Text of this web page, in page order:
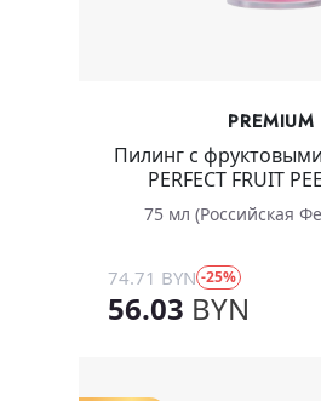
PREMIUM
Пилинг с
PERFECT FRUIT
75 мл (Российская
74.71 BYN -25%
56.03 BYN